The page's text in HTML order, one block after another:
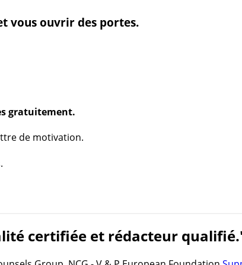
vous ouvrir des portes.
gratuitement.
de motivation.
certifiée et rédacteur